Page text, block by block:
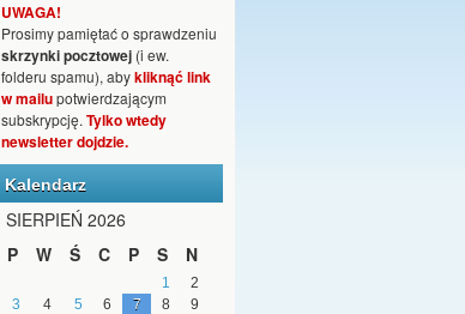
UWAGA!
Prosimy pamiętać o sprawdzeniu
skrzynki pocztowej (i ew.
folderu spamu), abykliknąć link
w mailupotwierdzającym
subskrypcję. Tylko wtedy
newsletter dojdzie.
Kalendarz
SIERPIEŃ 2026
P
W Ś C P S N
1
2
3
4 5 6 7 8
9